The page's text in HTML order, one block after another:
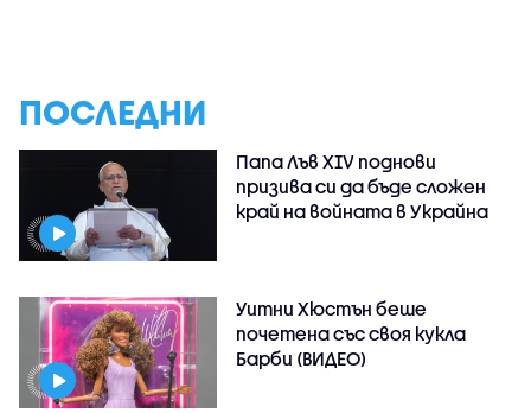
ПОСЛЕДНИ
Папа Лъв XIV поднови
призива си да бъде сложен
край на войната в Украйна
Уитни Хюстън беше
почетена със своя кукла
Барби (ВИДЕО)